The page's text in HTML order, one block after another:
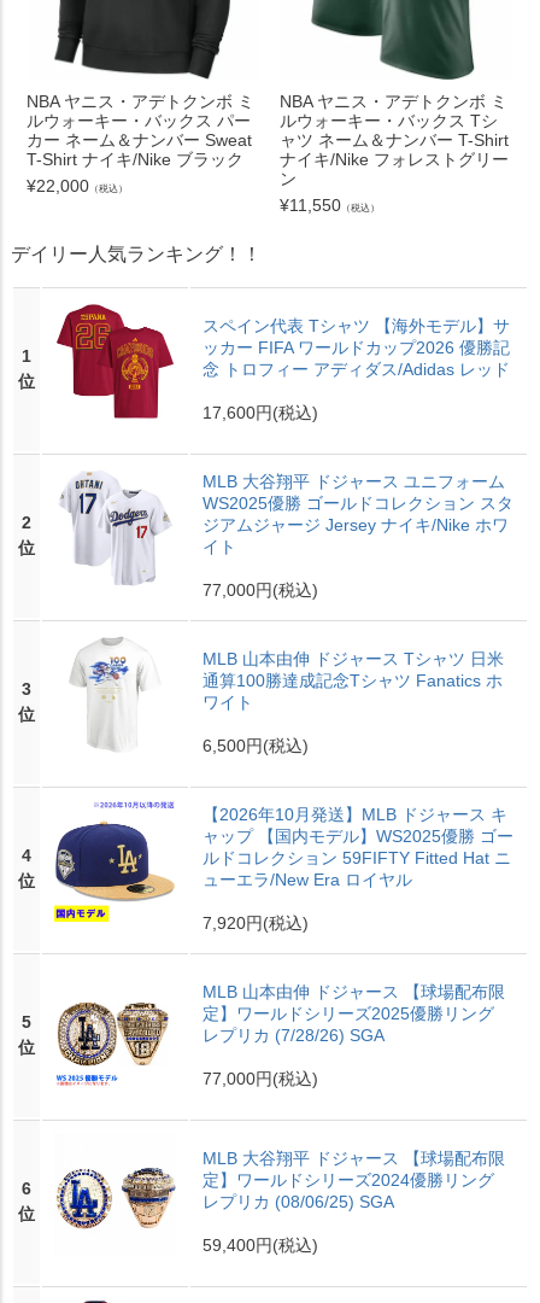
NBA ヤニス・アデトクンボ ミ
ルウォーキー・バックス パー
カー ネーム＆ナンバー Sweat
T-Shirt ナイキ/Nike ブラック
¥22,000 （税込）
NBA ヤニス・アデトクンボ ミ
ルウォーキー・バックス Tシ
ャツ ネーム＆ナンバー T-Shirt
ナイキ/Nike フォレストグリー
ン
¥11,550 （税込）
デイリー人気ランキング！！
1
位
スペイン代表 Tシャツ 【海外モデル】サ
ッカー FIFA ワールドカップ2026 優勝記
念 トロフィー アディダス/Adidas レッド
17,600円(税込)
2
位
MLB 大谷翔平 ドジャース ユニフォーム
WS2025優勝 ゴールドコレクション スタ
ジアムジャージ Jersey ナイキ/Nike ホワ
イト
77,000円(税込)
3
位
MLB 山本由伸 ドジャース Tシャツ 日米
通算100勝達成記念Tシャツ Fanatics ホ
ワイト
6,500円(税込)
4
位
【2026年10月発送】MLB ドジャース キ
ャップ 【国内モデル】WS2025優勝 ゴー
ルドコレクション 59FIFTY Fitted Hat ニ
ューエラ/New Era ロイヤル
7,920円(税込)
5
位
MLB 山本由伸 ドジャース 【球場配布限
定】ワールドシリーズ2025優勝リング
レプリカ (7/28/26) SGA
77,000円(税込)
6
位
MLB 大谷翔平 ドジャース 【球場配布限
定】ワールドシリーズ2024優勝リング
レプリカ (08/06/25) SGA
59,400円(税込)